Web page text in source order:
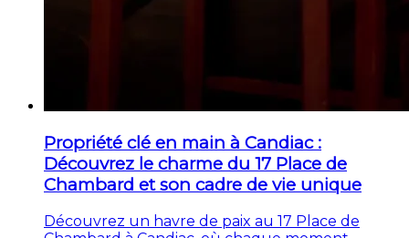
Propriété clé en main à Candiac :
Découvrez le charme du 17 Place de
Chambard et son cadre de vie unique
Découvrez un havre de paix au 17 Place de